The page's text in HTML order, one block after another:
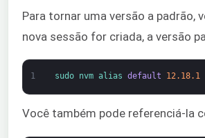
Para tornar uma versão a padrão,
nova sessão for criada, a versão
1 sudo nvm alias default 12.18.1
Você também pode referenciá-la